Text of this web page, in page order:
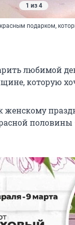
1 из 4
подарком,
любимой
которую
женскому